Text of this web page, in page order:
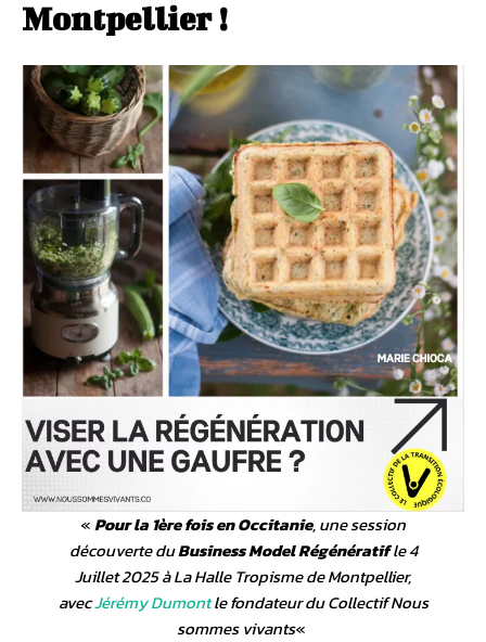
Montpellier !
«Pour la 1ère fois en Occitanie, une session
découverte duBusiness Model Régénératifle 4
Juillet 2025 à La Halle Tropisme de Montpellier,
avecJérémy Dumontle fondateur du Collectif Nous
sommes vivants«